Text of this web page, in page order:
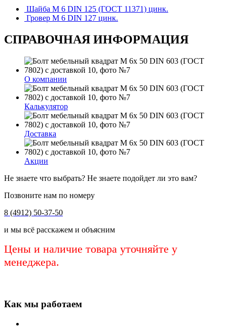
Шайба М 6 DIN 125 (ГОСТ 11371) цинк.
Гровер М 6 DIN 127 цинк.
СПРАВОЧНАЯ ИНФОРМАЦИЯ
О компании
Калькулятор
Доставка
Акции
Не знаете что выбрать? Не знаете подойдет ли это вам?
Позвоните нам по номеру
8 (4912) 50-37-50
и мы всё расскажем и объясним
Цены и наличие товара уточняйте у
менеджера.
Как мы работаем